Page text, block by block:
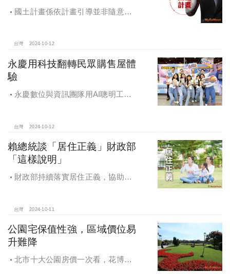
國土計畫係依計畫引導並非隨意亂
台灣 2024-10-12
永慶用科技翻轉民眾購售屋體
驗
永慶數位與資訊團隊用AI聰明工
灣房產科技發展
台灣 2024-10-12
賴總統談「居住正義」財政部
「這樣說明」
財政部持續落實居住正義，協助經
台灣 2024-10-11
公園宅保值性強，區域價位易
升難降
北市十大公園房價一次看，花博年